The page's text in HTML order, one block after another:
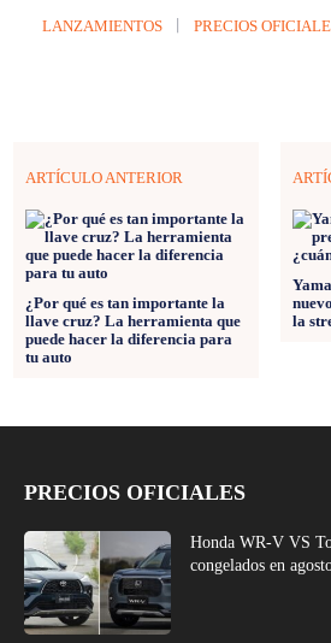
LANZAMIENTOS PRECIOS
ARTÍCULO ANTERIOR
¿Por qué es tan importante la
llave cruz? La herramienta que
puede hacer la diferencia para
tu auto
la
PRECIOS OFICIALES
Honda WR-V VS
congelados en